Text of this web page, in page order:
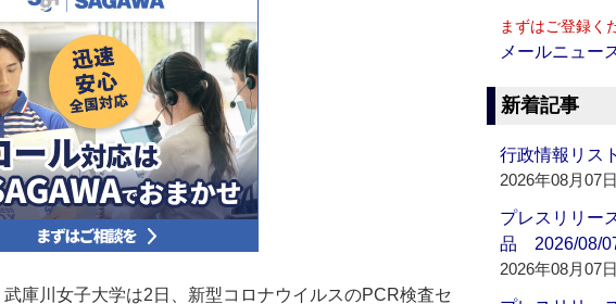
庫川女子大学は2日、新型コロナウイルスのPCR検査セ
まずはご登録く
メールニュー
新着記事
行政情報リス
2026年08月07
プレスリリー
品 2026/08/
2026年08月07